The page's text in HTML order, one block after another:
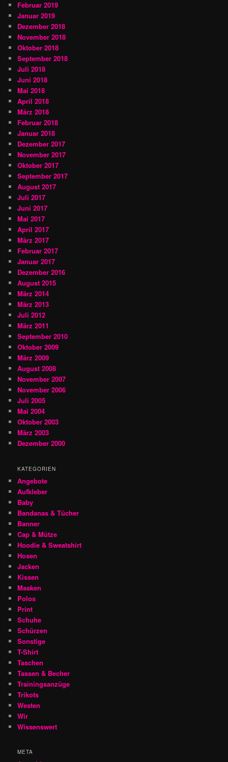
Februar 2019
Januar 2019
Dezember 2018
November 2018
Oktober 2018
September 2018
Juli 2018
Juni 2018
Mai 2018
April 2018
März 2018
Februar 2018
Januar 2018
Dezember 2017
November 2017
Oktober 2017
September 2017
August 2017
Juli 2017
Juni 2017
Mai 2017
April 2017
März 2017
Februar 2017
Januar 2017
Dezember 2016
August 2015
März 2014
März 2013
Juli 2012
März 2011
September 2010
Oktober 2009
März 2009
August 2008
November 2007
November 2006
Juli 2005
Mai 2004
Oktober 2003
März 2003
Dezember 2000
KATEGORIEN
Angebote
Aufkleber
Baby
Bandanas & Tücher
Banner
Cap & Mütze
Hoodie & Sweatshirt
Hosen
Jacken
Kissen
Masken
Polos
Print
Schuhe
Schürzen
Sonstige
T-Shirt
Taschen
Tassen & Becher
Trainingsanzüge
Trikots
Westen
Wir
Wissenswert
META